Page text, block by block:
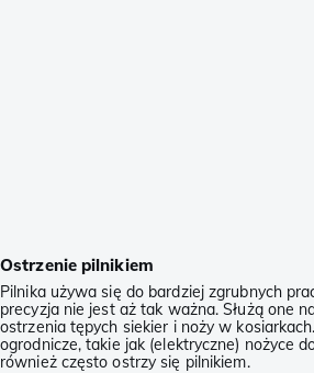
Ostrzenie pilnikiem
Pilnika używa się do bardziej zgrubnych
precyzja nie jest aż tak ważna. Służą one
ostrzenia tępych siekier i noży w
ogrodnicze, takie jak (elektryczne) nożyce
również często ostrzy się pilnikiem.